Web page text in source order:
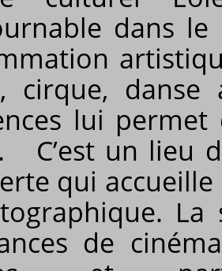
dans
cirque,
lui permet
C’est un lieu
qui
de